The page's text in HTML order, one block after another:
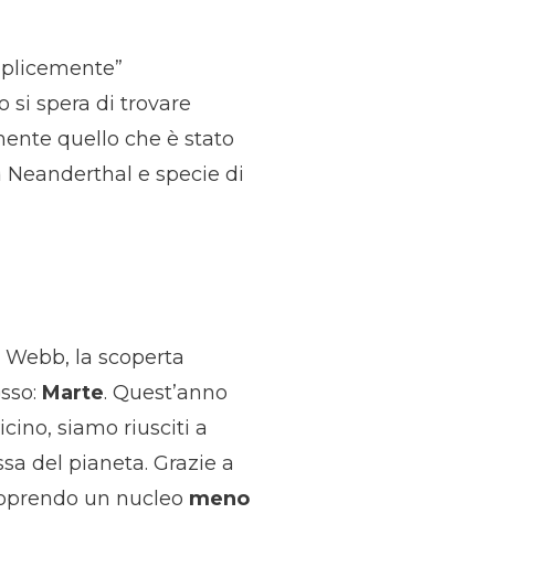
si spera di trovare
quello che è stato
e specie di
la scoperta
Marte. Quest’anno
siamo riusciti a
del pianeta. Grazie a
un nucleo meno